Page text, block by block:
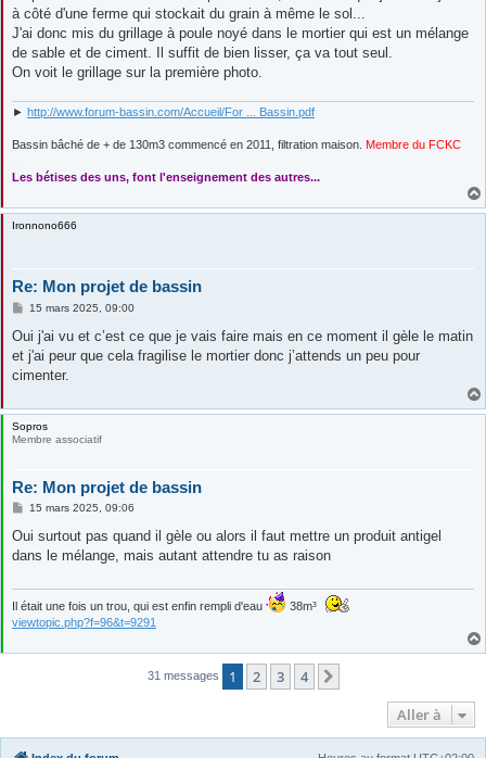
a
g
à côté d'une ferme qui stockait du grain à même le sol...
J'ai donc mis du grillage à poule noyé dans le mortier qui est un mélange
de sable et de ciment. Il suffit de bien lisser, ça va tout seul.
On voit le grillage sur la première photo.
► http://www.forum-bassin.com/Accueil/For ... Bassin.pdf
Bassin bâché de + de 130m3 commencé en 2011, filtration maison. Membre du FCKC
Les bétises des uns, font l'enseignement des autres...
Ironnono666
Re: Mon projet de bassin
M
s
g
15 mars 2025, 09:00
Oui j'ai vu et c’est ce que je vais faire mais en ce moment il gèle le matin
et j'ai peur que cela fragilise le mortier donc j’attends un peu pour
cimenter.
Sopros
Membre associatif
Re: Mon projet de bassin
M
s
a
15 mars 2025, 09:06
Oui surtout pas quand il gèle ou alors il faut mettre un produit antigel
dans le mélange, mais autant attendre tu as raison
Il était une fois un trou, qui est enfin rempli d'eau
38m³
viewtopic.php?f=96&t=9291
31 messages 1 2 3 4
Aller à